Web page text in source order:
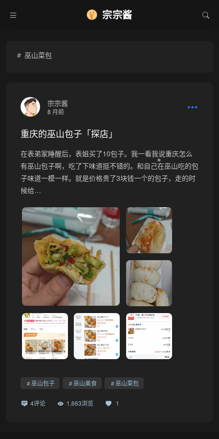
❅
宗宗酱
巫山菜包
宗宗酱
8 月前
重庆的巫山包子「探店」
在表弟家睡醒后，表姐买了10包子。我一看我说重庆怎么
有巫山包子啊，吃了下味道挺不错的。和自己在巫山吃的包
子味道一模一样。就是价格贵了3块钱一个的包子，走的时
候给…
巫山包子 巫山美食 巫山菜包
4评论 1,663浏览 1